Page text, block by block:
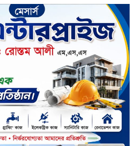
সপ্তাহের শেষ কার্যদিবসে লেনদেনের
তালিকায় শীর্ষে উঠে এসেছে শার্প
ইন্ডাস্ট্রিজ
সপ্তাহের শেষ কার্যদিবসে দরপতনের
শীর্ষে সেনা ইন্স্যুরেন্স
সপ্তাহের শেষ কার্যদিবসে দরবৃদ্ধির শীর্ষে
নিটল ইন্স্যুরেন্স